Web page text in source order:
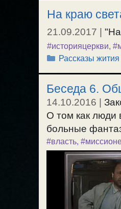
#правила,
На краю
21.09.2017 "На
#историяцеркви,
Рубрики
Рассказы жития
Беседа 6.
14.10.2016
О том как люди
больные
#власть,